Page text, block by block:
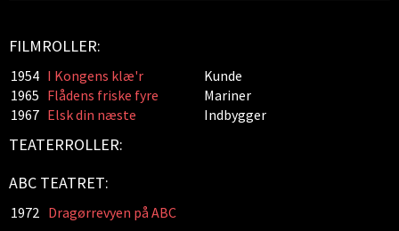
FILMROLLER:
1954 I Kongens klæ'r
Kunde
1965 Flådens friske fyre
Mariner
1967 Elsk din næste Indbygger
TEATERROLLER:
ABC TEATRET:
1972 Dragørrevyen på ABC